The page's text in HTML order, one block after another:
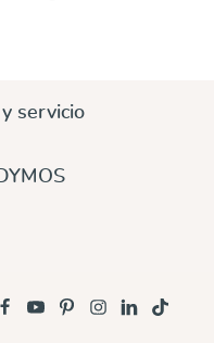
e offre un
servicio